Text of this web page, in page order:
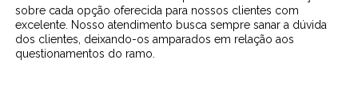
sobre cada opção oferecida para nossos clientes com
excelente. Nosso atendimento busca sempre sanar a dúvida
dos clientes, deixando-os amparados em relação aos
questionamentos do ramo.